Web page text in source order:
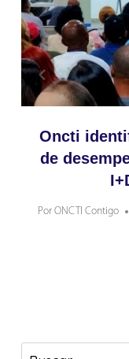
Oncti
de
Por ONCTI Contigo
Buscar: